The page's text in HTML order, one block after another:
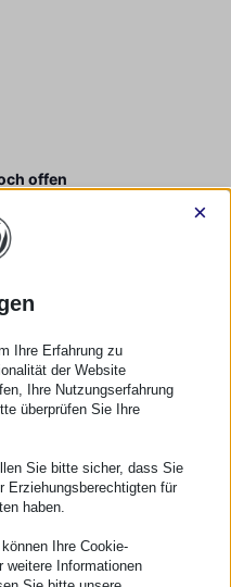
offen
×
Ihre Erfahrung zu
der Website
Ihre Nutzungserfahrung
überprüfen Sie Ihre
Sie bitte sicher, dass Sie
Erziehungsberechtigten für
haben.
Ihre Cookie-
weitere Informationen